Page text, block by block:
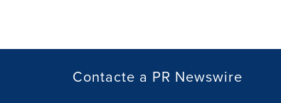
Contacte a PR Newswire